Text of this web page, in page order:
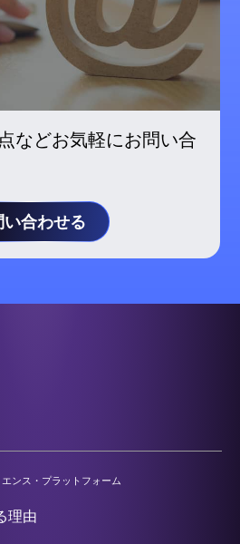
などお気軽にお問い合
い合わせる
ンス・プラットフォーム
理由